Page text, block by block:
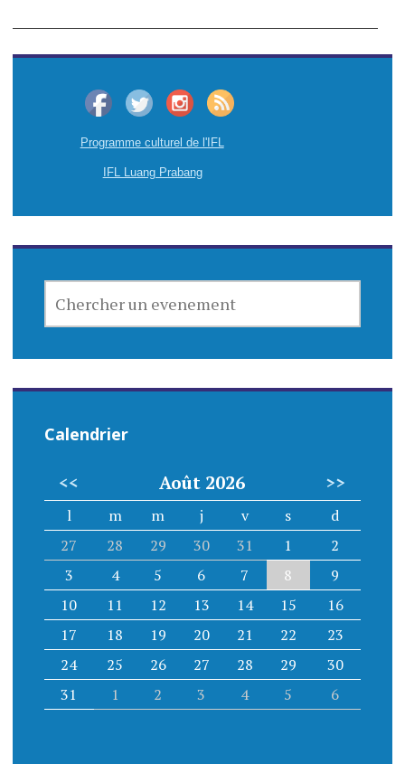
Programme culturel de l'IFL
IFL Luang Prabang
UN
Calendrier
<< Août 2026 >>
l m m j v s
d
27
28 29 30 31 1
2
3
4 5 6 7 8
9
10
11 12 13 14 15
16
17
18 19 20 21 22
23
24
25 26 27 28 29
30
31
1 2 3 4 5 6